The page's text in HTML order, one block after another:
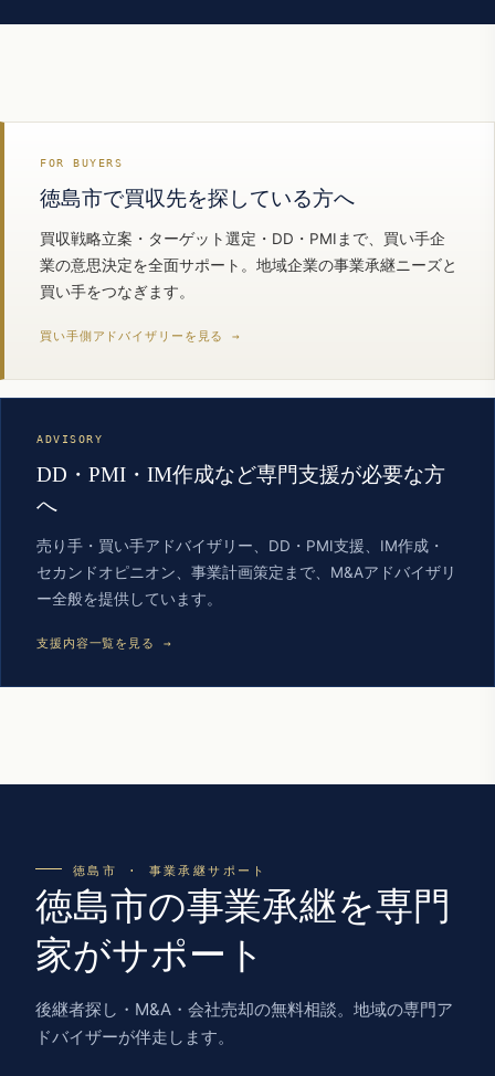
FOR BUYERS
徳島市で買収先を探している方へ
買収戦略立案・ターゲット選定・DD・PMIまで、買い手企
業の意思決定を全面サポート。地域企業の事業承継ニーズと
買い手をつなぎます。
買い手側アドバイザリーを見る →
ADVISORY
DD・PMI・IM作成など専門支援が必要な方
へ
売り手・買い手アドバイザリー、DD・PMI支援、IM作成・
セカンドオピニオン、事業計画策定まで、M&Aアドバイザリ
ー全般を提供しています。
支援内容一覧を見る →
徳島市 · 事業承継サポート
徳島市の事業承継を専門
家がサポート
後継者探し・M&A・会社売却の無料相談。地域の専門ア
ドバイザーが伴走します。